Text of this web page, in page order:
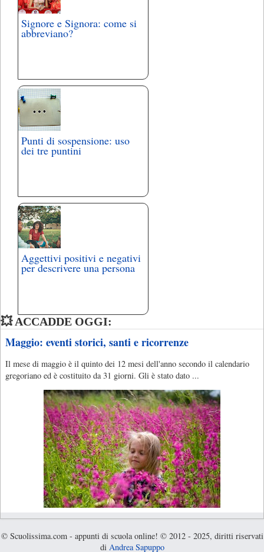
Signore e Signora: come si
abbreviano?
Punti di sospensione: uso
dei tre puntini
Aggettivi positivi e negativi
per descrivere una persona
💥 ACCADDE OGGI:
Maggio: eventi storici, santi e ricorrenze
Il mese di maggio è il quinto dei 12 mesi dell'anno secondo il calendario
gregoriano ed è costituito da 31 giorni. Gli è stato dato ...
© Scuolissima.com - appunti di scuola online! © 2012 - 2025, diritti riservati
di Andrea Sapuppo